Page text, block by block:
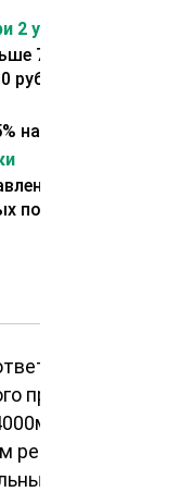
2 условиях:
70 км от склада.
на второй заказ
отсрочки
покупателей.
пространства.
сибирская
решением для
интерьер с